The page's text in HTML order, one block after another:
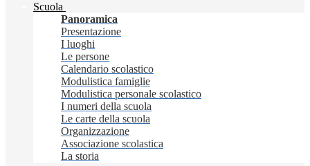
Scuola
Panoramica
Presentazione
I luoghi
Le persone
Calendario scolastico
Modulistica famiglie
Modulistica personale scolastico
I numeri della scuola
Le carte della scuola
Organizzazione
Associazione scolastica
La storia